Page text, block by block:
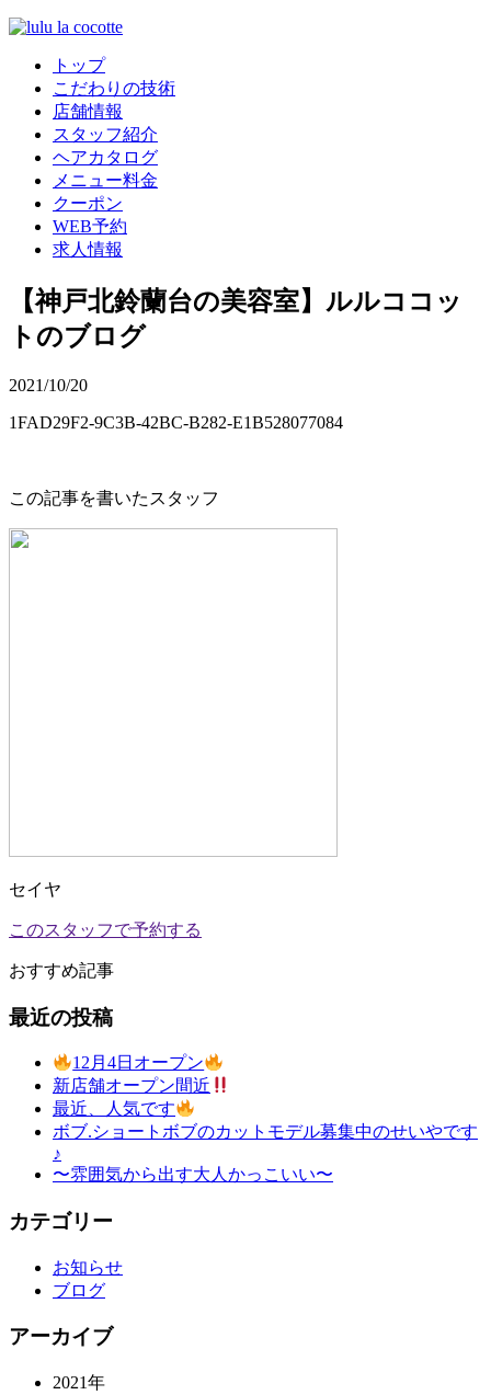
トップ
こだわりの技術
店舗情報
スタッフ紹介
ヘアカタログ
メニュー料金
クーポン
WEB予約
求人情報
【神戸北鈴蘭台の美容室】ルルココッ
トのブログ
2021/10/20
1FAD29F2-9C3B-42BC-B282-E1B528077084
この記事を書いたスタッフ
セイヤ
このスタッフで予約する
おすすめ記事
最近の投稿
12月4日オープン
新店舗オープン間近
最近、人気です
ボブ.ショートボブのカットモデル募集中のせいやです
♪
〜雰囲気から出す大人かっこいい〜
カテゴリー
お知らせ
ブログ
アーカイブ
2021年